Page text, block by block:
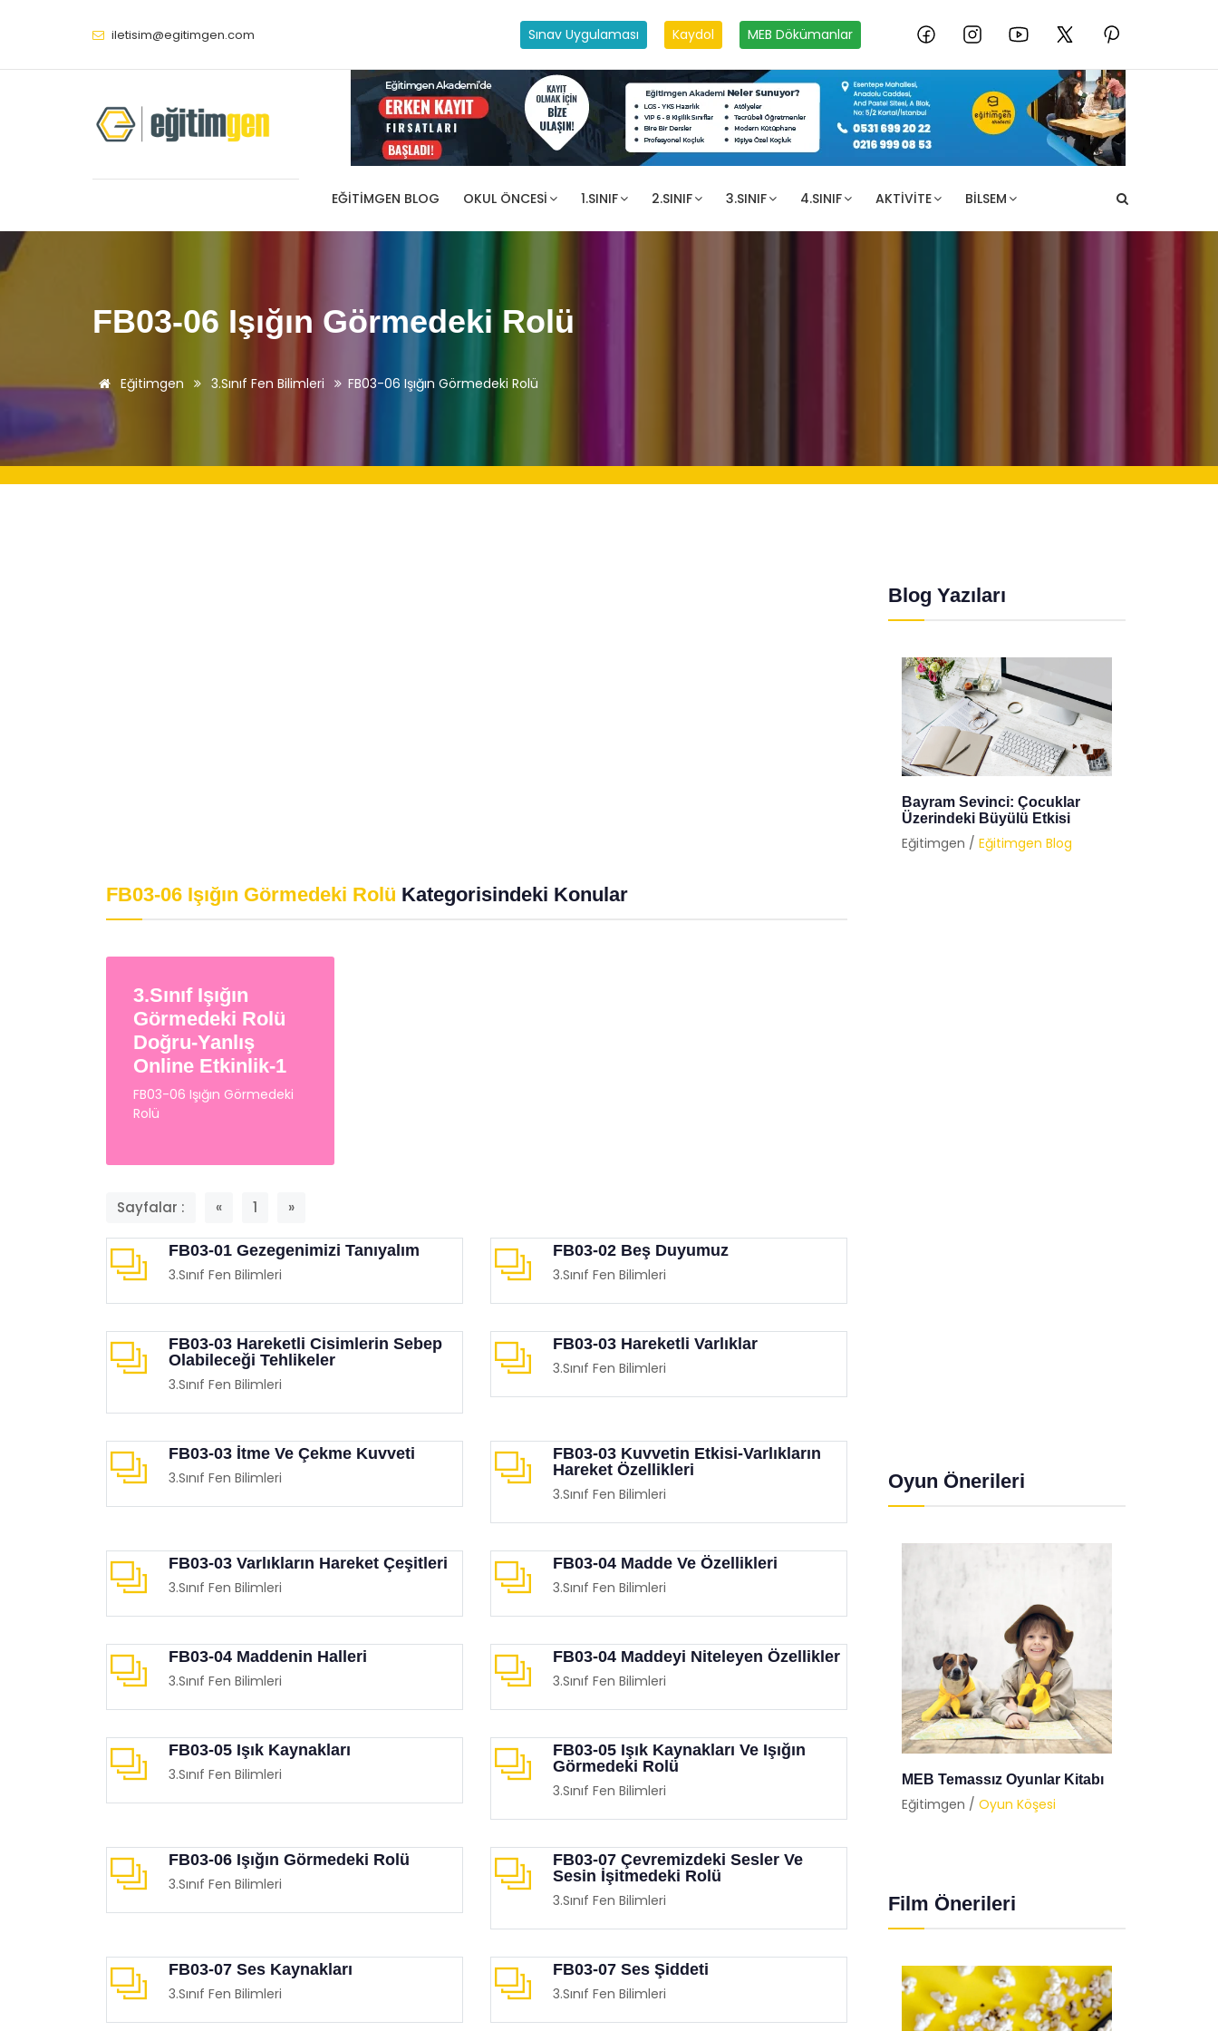
iletisim@egitimgen.com Sınav Uygulaması Kaydol MEB Dökümanlar
EĞITIMGEN BLOG OKUL ÖNCESI 1.SINIF 2.SINIF 3.SINIF 4.SINIF AKTIVITE BILSEM
FB03-06 Işığın Görmedeki Rolü
Eğitimgen 3.Sınıf Fen Bilimleri FB03-06 Işığın Görmedeki Rolü
FB03-06 Işığın Görmedeki Rolü Kategorisindeki Konular
3.Sınıf Işığın
Görmedeki Rolü
Doğru-Yanlış
Online Etkinlik-1
FB03-06 Işığın Görmedeki
Rolü
Sayfalar : « 1 »
FB03-01 Gezegenimizi Tanıyalım
3.Sınıf Fen Bilimleri
FB03-02 Beş Duyumuz
3.Sınıf Fen Bilimleri
FB03-03 Hareketli Cisimlerin Sebep
Olabileceği Tehlikeler
3.Sınıf Fen Bilimleri
FB03-03 Hareketli Varlıklar
3.Sınıf Fen Bilimleri
FB03-03 İtme Ve Çekme Kuvveti
3.Sınıf Fen Bilimleri
FB03-03 Kuvvetin Etkisi-Varlıkların
Hareket Özellikleri
3.Sınıf Fen Bilimleri
FB03-03 Varlıkların Hareket Çeşitleri
3.Sınıf Fen Bilimleri
FB03-04 Madde Ve Özellikleri
3.Sınıf Fen Bilimleri
FB03-04 Maddenin Halleri
3.Sınıf Fen Bilimleri
FB03-04 Maddeyi Niteleyen Özellikler
3.Sınıf Fen Bilimleri
FB03-05 Işık Kaynakları
3.Sınıf Fen Bilimleri
FB03-05 Işık Kaynakları Ve Işığın
Görmedeki Rolü
3.Sınıf Fen Bilimleri
FB03-06 Işığın Görmedeki Rolü
3.Sınıf Fen Bilimleri
FB03-07 Çevremizdeki Sesler Ve
Sesin İşitmedeki Rolü
3.Sınıf Fen Bilimleri
FB03-07 Ses Kaynakları
3.Sınıf Fen Bilimleri
FB03-07 Ses Şiddeti
3.Sınıf Fen Bilimleri
Blog Yazıları
Gizlilik Politikası
Eğitimgen / Eğitimgen Blog
Oyun Önerileri
Balon Sektirme Oyunu
Eğitimgen /Oyun Köşesi
Mobil Destekli Eğitsel Oyunlar
Eğitimgen /Oyun Köşesi
Nostaljik 6 Oyunla
Çocukluğunuza Dönmeye Ne
Dersiniz?
Film Önerileri